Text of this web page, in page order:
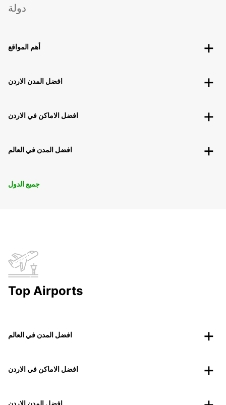
دولة
أهم المواقع
افضل المدن الاردن
افضل الاماكن في الاردن
افضل المدن في العالم
جميع الدول
Top Airports
افضل المدن في العالم
افضل الاماكن في الاردن
افضل المدن الاردن